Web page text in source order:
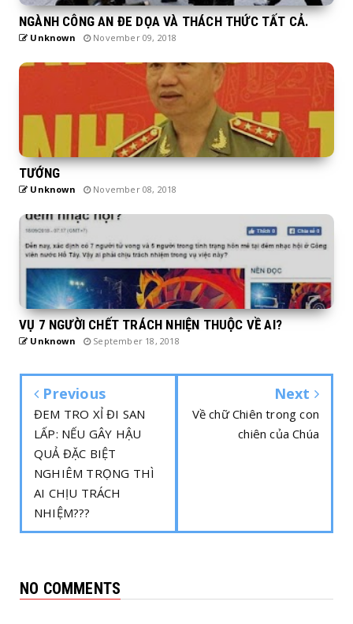
NGÀNH CÔNG AN ĐE DỌA VÀ THÁCH THỨC TẤT CẢ.
Unknown November 09, 2018
TƯỚNG
Unknown November 08, 2018
VỤ 7 NGƯỜI CHẾT TRÁCH NHIỆN THUỘC VỀ AI?
Unknown September 18, 2018
Previous
ĐEM TRO XỈ ĐI SAN
LẤP: NẾU GÂY HẬU
QUẢ ĐẶC BIỆT
NGHIÊM TRỌNG THÌ
AI CHỊU TRÁCH
NHIỆM???
Next
Về chữ Chiên trong con
chiên của Chúa
NO COMMENTS